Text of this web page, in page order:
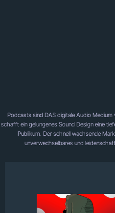
Podcasts sind DAS digitale Audio Medium
schafft ein gelungenes Sound Design eine
Publikum. Der schnell wachsende
unverwechselbares und